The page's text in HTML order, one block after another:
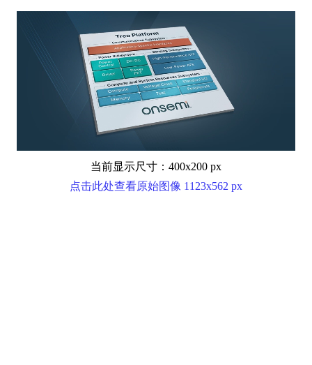
当前显示尺寸：400x200 px
点击此处查看原始图像 1123x562 px